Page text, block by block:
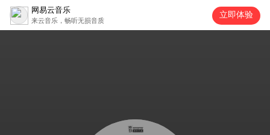
网易云音乐
来云音乐，畅听无损音质
立即体验